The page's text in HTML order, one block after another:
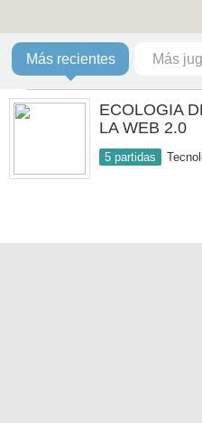
Más recientes Más
ECOLOGIA
LA WEB 2.0
5 partidas